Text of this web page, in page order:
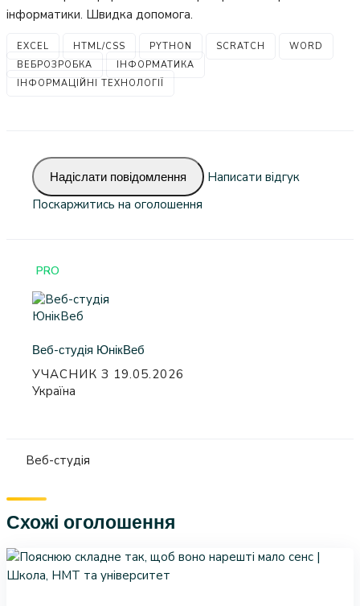
інформатики. Швидка допомога.
EXCEL HTML/CSS PYTHON SCRATCH
WORD
ВЕБРОЗРОБКА
ІНФОРМАТИКА
ІНФОРМАЦІЙНІ ТЕХНОЛОГІЇ
Надіслати повідомлення
Написати відгук
Поскаржитись на оголошення
PRO
Веб-студія ЮнікВеб
УЧАСНИК З 19.05.2026
Україна
Веб-студія
Схожі оголошення